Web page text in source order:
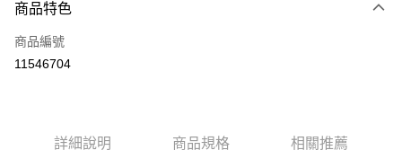
信用卡一次付款
超商取貨付款
商品特色
商品編號
11546704
詳細說明 商品規格 相關推薦